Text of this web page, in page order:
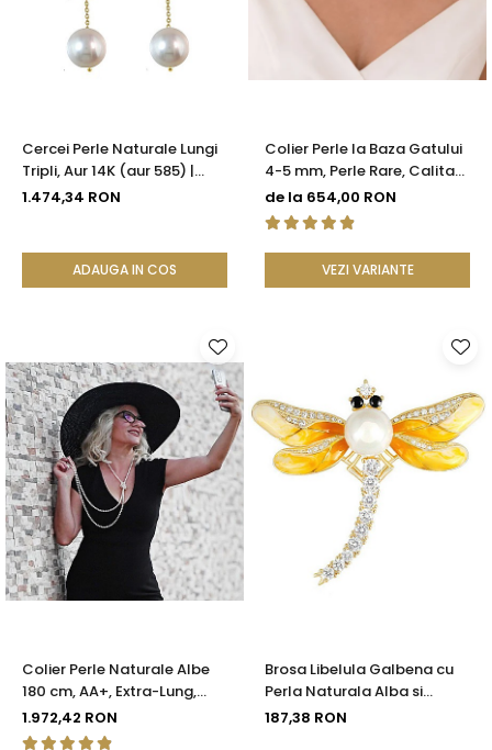
Seturi Perle cu Argint
Brățări cu Perle
Pandantive cu Perle
Cercei Perle Naturale Lungi
Tripli, Aur 14K (aur 585) |
KASKADDA®
1.474,34 RON
ADAUGA IN COS
Colier Perle la Baza Gatului
4-5 mm, Perle Rare, Calitate
AAA+, Argint 925 |
KASKADDA®
de la 654,00 RON
VEZI VARIANTE
Colier Perle Naturale Albe
180 cm, AA+, Extra-Lung,
Argint 925 | KASKADDA®
1.972,42 RON
Brosa Libelula Galbena cu
Perla Naturala Alba si
Zirconii
187,38 RON